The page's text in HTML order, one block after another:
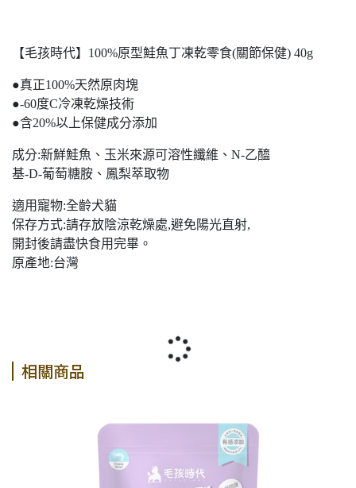
【毛孩時代】100%原型鮭魚丁凍乾零食(關節保健) 40g
●真正100%天然原肉塊
●-60度C冷凍乾燥技術
●含20%以上保健成分添加
成分:新鮮鮭魚、玉米來源可溶性纖維、N-乙醯
基-D-葡萄糖胺、鳳梨萃取物
適用寵物:全齡犬貓
保存方式:請存放陰涼乾燥處,避免陽光直射,
開封後請盡快食用完畢。
原產地:台灣
相關商品